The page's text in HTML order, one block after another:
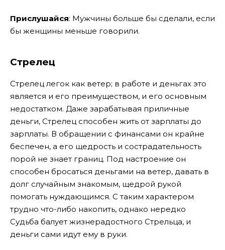
Прислушайся: Мужчины больше бы сделали, если
бы женщины меньше говорили.
Стрелец
Стрелец легок как ветер; в работе и деньгах это
является и его преимуществом, и его основным
недостатком. Даже зарабатывая приличные
деньги, Стрелец способен жить от зарплаты до
зарплаты. В обращении с финансами он крайне
беспечен, а его щедрость и сострадательность
порой не знает границ. Под настроение он
способен бросаться деньгами на ветер, давать в
долг случайным знакомым, щедрой рукой
помогать нуждающимся. С таким характером
трудно что-либо накопить, однако нередко
Судьба балует жизнерадостного Стрельца, и
деньги сами идут ему в руки.